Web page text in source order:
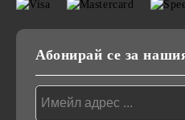
Абонирай се за